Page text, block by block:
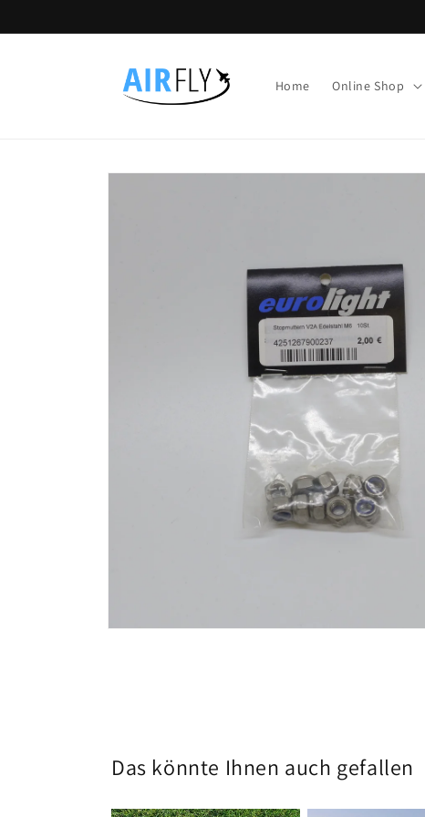
Inhalt
Home Online Shop
Zu
Das könnte Ihnen auch gefallen